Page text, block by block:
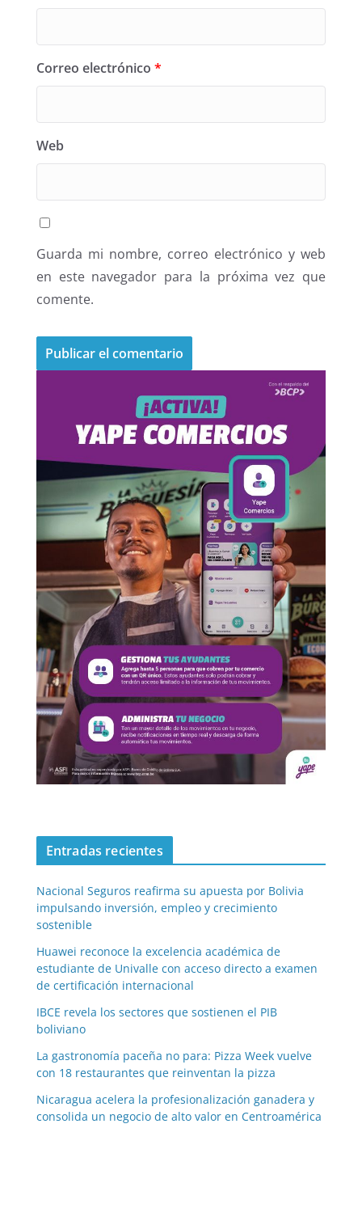
Correo electrónico *
Web
Guarda mi nombre, correo electrónico y web
en este navegador para la próxima vez que
comente.
Entradas recientes
Nacional Seguros reafirma su apuesta por Bolivia
impulsando inversión, empleo y crecimiento
sostenible
Huawei reconoce la excelencia académica de
estudiante de Univalle con acceso directo a examen
de certificación internacional
IBCE revela los sectores que sostienen el PIB
boliviano
La gastronomía paceña no para: Pizza Week vuelve
con 18 restaurantes que reinventan la pizza
Nicaragua acelera la profesionalización ganadera y
consolida un negocio de alto valor en Centroamérica